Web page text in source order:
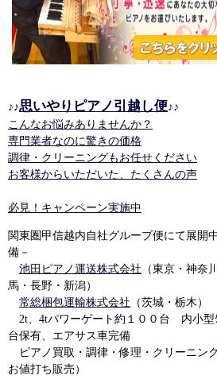
♪♪思いやりピアノ引越し便♪♪
こんなお悩みありませんか？
専門業者なのに驚きの価格
調律・クリーニングもお任せください
お客様からいただいた、たくさんの声
必見！キャンペーン実施中
関東圏甲信越内自社グループ便にて展開
備－
池田ピアノ運送株式会社 （東京・神奈
馬・長野・新潟）
常総梱包運輸株式会社 （茨城・栃木）
2t、4tパワーゲート約１００台 内小型
台保有、エアサス車完備
ピアノ買取・調律・修理・クリーニン
お値打ち販売）